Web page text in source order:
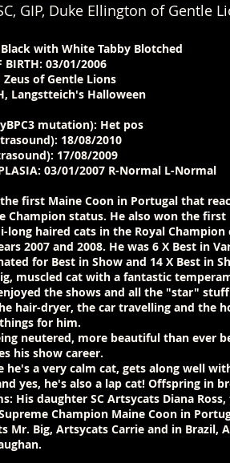
GIP, Duke Ellington of Gentle
Black with White Tabby Blotched
BIRTH: 03/01/2006
Zeus of Gentle Lions
Langstteich's Halloween
mutation): Het pos
18/08/2010​
17/08/2009
03/01/2007 R-Normal L-Normal
first Maine Coon in Portugal that
Champion status. He also won the first
long haired cats in the Royal Champion
2007 and 2008. He was 6 X Best in
for Best in Show and 14 X Best in
muscled cat with a fantastic
the shows and all the "star"
hair-dryer, the car travelling and the
for him.
neutered, more beautiful than ever
his show career.
he's a very calm cat, gets along well
yes, he's also a lap cat! Offspring in
His daughter SC Artsycats Diana
Champion Maine Coon in
Mr. Big, Artsycats Carrie and in Brazil,